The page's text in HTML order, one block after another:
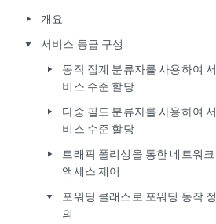
play_arrow 개요
play_arrow 서비스 등급 구성
play_arrow
동작 집계 분류자를 사용하여 서
비스 수준 할당
play_arrow
다중 필드 분류자를 사용하여 서
비스 수준 할당
play_arrow
트래픽 폴리싱을 통한 네트워크
액세스 제어
play_arrow
포워딩 클래스로 포워딩 동작 정
의